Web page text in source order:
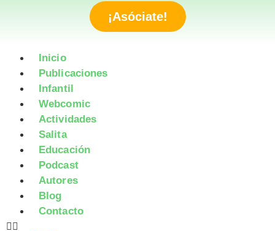
¡Asóciate!
Inicio
Publicaciones
Infantil
Webcomic
Actividades
Salita
Educación
Podcast
Autores
Blog
Contacto